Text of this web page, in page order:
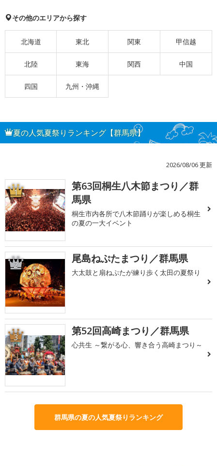
その他のエリアから探す
北海道 東北 関東 甲信越
北陸 東海 関西 中国
四国 九州・沖縄
夏の人気夏祭りランキング【群馬県】
2026/08/06 更新
1
第63回桐生八木節まつり／群
馬県
桐生市内各所で八木節踊りが楽しめる桐生
の夏の一大イベント
2 尾島ねぷたまつり／群馬県
大太鼓と扇ねぷたが練り歩く太田の夏祭り
3 第52回高崎まつり／群馬県
心共生 ～繋がる心、響き合う高崎まつり～
群馬県の夏の人気夏祭りランキング